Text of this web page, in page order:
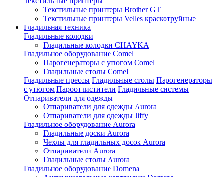
Текстильные принтеры Brother GT
Текстильные принтеры Velles краскотруйные
Гладильная техника
Гладильные колодки
Гладильные колодки CHAYKA
Гладильное оборудование Comel
Парогенераторы с утюгом Comel
Гладильные столы Comel
Гладильные прессы Гладильные столы Парогенераторы
с утюгом Пароотчистители Гладильные системы
Отпариватели для одежды
Отпариватели для одежды Aurora
Отпариватели для одежды Jiffy
Гладильное оборудование Aurora
Гладильные доски Aurora
Чехлы для гладильных досок Aurora
Отпариватели Aurora
Гладильные столы Aurora
Гладильное оборудование Domena